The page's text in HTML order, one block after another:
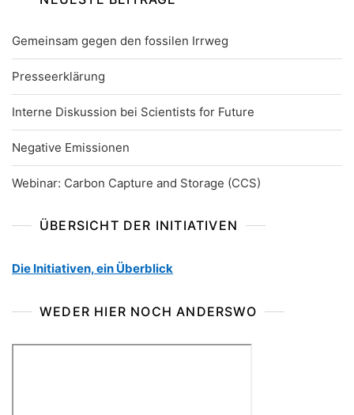
Gemeinsam gegen den fossilen Irrweg
Presseerklärung
Interne Diskussion bei Scientists for Future
Negative Emissionen
Webinar: Carbon Capture and Storage (CCS)
ÜBERSICHT DER INITIATIVEN
Die Initiativen, ein Überblick
WEDER HIER NOCH ANDERSWO